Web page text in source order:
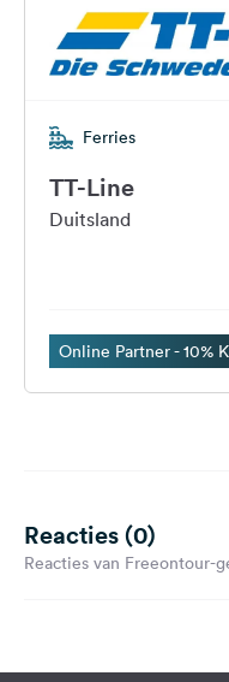
Ferries
TT-Line
Duitsland
Online Partner - 10%
Reacties (0)
Reacties van Freeontour-